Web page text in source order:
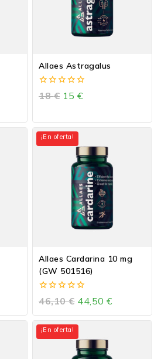
Allaes Astragalus
0
de
18€ 15 €
¡En oferta!
Allaes Cardarina 10 mg
(GW 501516)
0
de
5
46,10€ 44,50 €
¡En oferta!